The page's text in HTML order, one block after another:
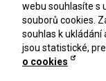
Heslo
webu souhlasíte s
souborů cookies.
souhlas k ukládání
jsou statistické,
o cookies